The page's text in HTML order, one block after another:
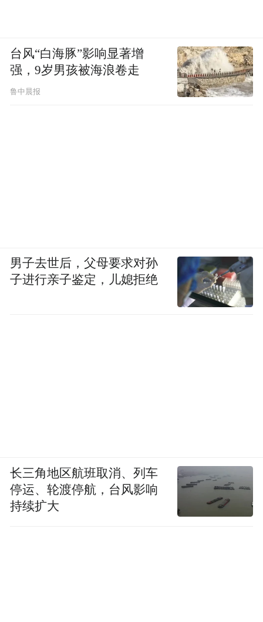
台风“白海豚”影响显著增
强，9岁男孩被海浪卷走
鲁中晨报
男子去世后，父母要求对孙
子进行亲子鉴定，儿媳拒绝
长三角地区航班取消、列车
停运、轮渡停航，台风影响
持续扩大